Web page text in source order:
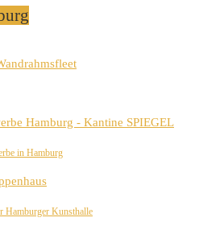
in Hamburg
Hamburger Kunsthalle